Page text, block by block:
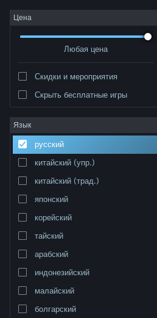
Войти
Сообщество
Информация
Поддержка
Изменить язык
Полная версия
Цена
Любая цена
Скидки и мероприятия
Скрыть бесплатные игры
Язык
русский
китайский (упр.)
китайский (трад.)
японский
корейский
тайский
арабский
индонезийский
малайский
болгарский
Издатель: Glitchr Studio
Сортировать по
Результатов по вашему запросу: 1.
скрыты согласно вашим настройкам.